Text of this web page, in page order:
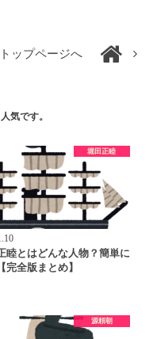
トップページへ
気です。
堀田正睦
睦とはどんな人物？簡単に
完全版まとめ】
源頼朝